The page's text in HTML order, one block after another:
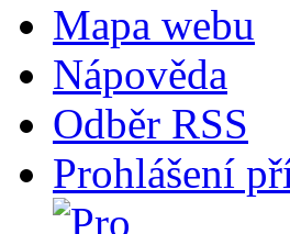
Mapa webu
Nápověda
Odběr RSS
Prohlášení